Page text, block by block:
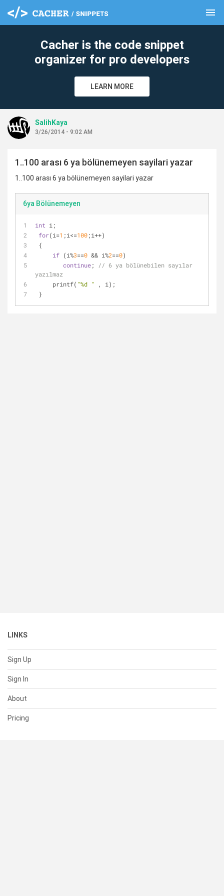
menu
Cacher is the code snippet
organizer for pro developers
LEARN MORE
SalihKaya
3/26/2014 - 9:02 AM
1..100 arası 6 ya bölünemeyen sayilari yazar
1..100 arası 6 ya bölünemeyen sayilari yazar
6ya Bölünemeyen
int i;
for(i=1 ;i<=100;i++)
{
if (i%3==0 && i%2==0)
continue;
// 6 ya bölünebilen sayılar
yazılmaz
     printf(
"%d "
, i);
}
LINKS
Sign Up
Sign In
About
Pricing
clear